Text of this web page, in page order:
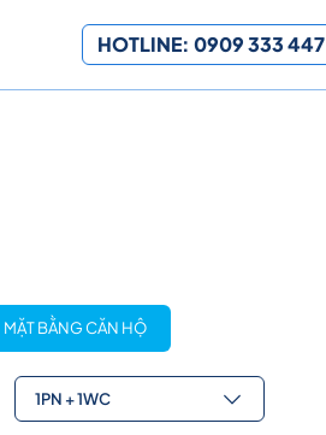
HOTLINE: 0909 333 447
MẶT BẰNG CĂN HỘ
1PN + 1WC